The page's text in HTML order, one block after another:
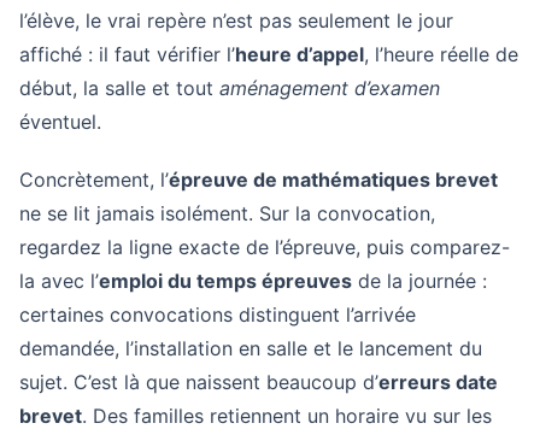
l’élève, le vrai repère n’est pas seulement le jour
affiché : il faut vérifier l’heure d’appel, l’heure réelle de
début, la salle et tout aménagement d’examen
éventuel.
Concrètement, l’épreuve de mathématiques brevet
ne se lit jamais isolément. Sur la convocation,
regardez la ligne exacte de l’épreuve, puis comparez-
la avec l’emploi du temps épreuves de la journée :
certaines convocations distinguent l’arrivée
demandée, l’installation en salle et le lancement du
sujet. C’est là que naissent beaucoup d’erreurs date
brevet. Des familles retiennent un horaire vu sur les